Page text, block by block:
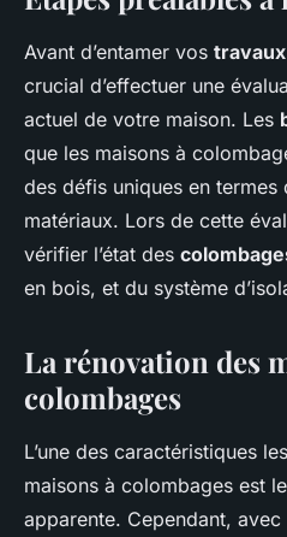
Avant d’entamer vos travaux
crucial d’effectuer une
actuel de votre maison. Les
que les maisons à
des défis uniques en termes
matériaux. Lors de cette
vérifier l’état des
en bois, et du système
La rénovation des
colombages
L’une des caractéristiques
maisons à colombages est
apparente. Cependant,